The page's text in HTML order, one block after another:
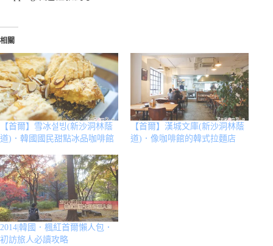
相關
【首爾】雪冰설빙(新沙洞林蔭
道)．韓國國民甜點冰品咖啡館
【首爾】漢城文庫(新沙洞林蔭
道)．像咖啡館的韓式拉麵店
2014|韓國．楓紅首爾懶人包．
初訪旅人必讀攻略